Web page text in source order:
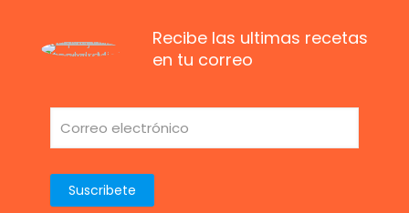
Recibe las ultimas recetas
en tu correo